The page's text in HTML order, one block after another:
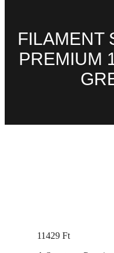
FILAMENT
PREMIUM
11429 Ft